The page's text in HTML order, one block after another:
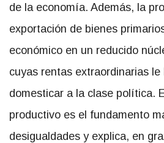
de la economía. Además, la
exportación de bienes
económico en un reducido
cuyas rentas extraordinarias
domesticar a la clase política.
productivo es el fundamento
desigualdades y explica, en